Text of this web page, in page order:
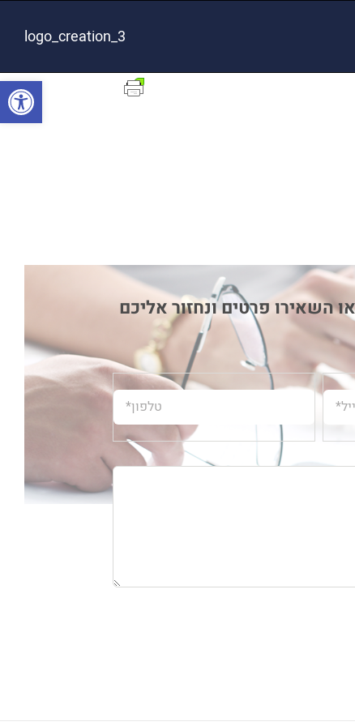
פתח
logo_creation_3
השאירו פרטים ונחזור אליכם